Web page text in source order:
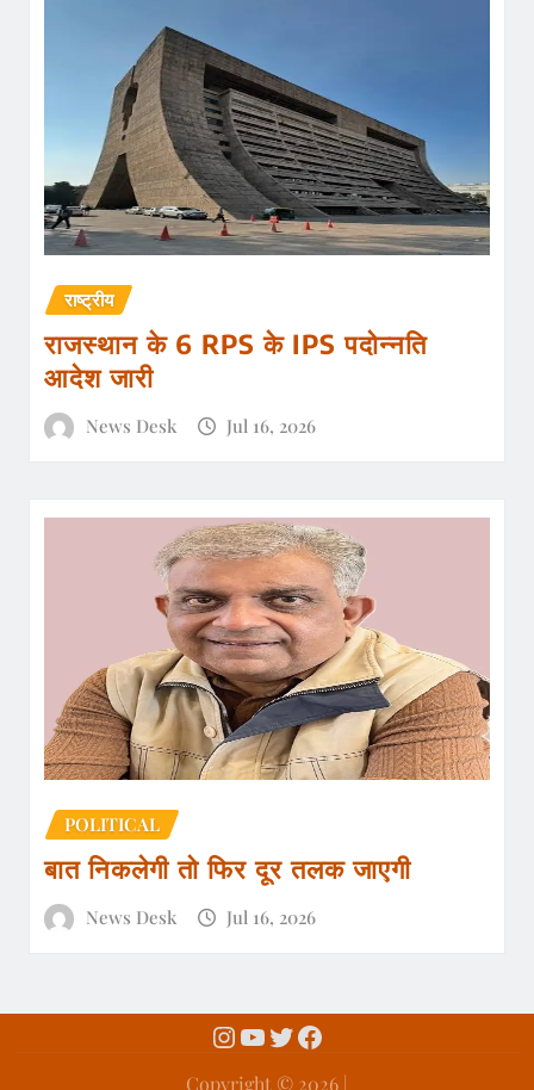
राष्ट्रीय
राजस्थान के 6 RPS के IPS पदोन्नति
आदेश जारी
News Desk Jul 16, 2026
POLITICAL
बात निकलेगी तो फिर दूर तलक जाएगी
News Desk Jul 16, 2026
Copyright ©️ 2026 |